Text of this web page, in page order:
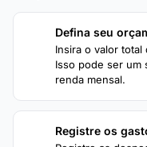
Defina seu
Insira o valor total
Isso pode ser um
renda mensal.
Registre os